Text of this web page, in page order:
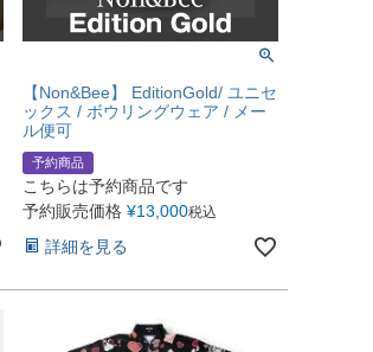
【Non&Bee】 EditionGold/ ユニセ
ックス / ボウリングウェア / メー
ル便可
予約商品
こちらは予約商品です
予約販売価格 ¥13,000税込
詳細を見る